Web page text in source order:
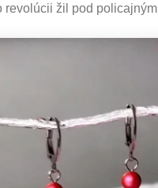
revolúcii žil pod